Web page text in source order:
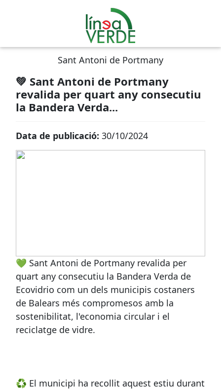
Sant Antoni de Portmany
💚 Sant Antoni de Portmany
revalida per quart any consecutiu
la Bandera Verda...
Data de publicació: 30/10/2024
💚 Sant Antoni de Portmany revalida per
quart any consecutiu la Bandera Verda de
Ecovidrio com un dels municipis costaners
de Balears més compromesos amb la
sostenibilitat, l'economia circular i el
reciclatge de vidre.
♻️ El municipi ha recollit aquest estiu durant